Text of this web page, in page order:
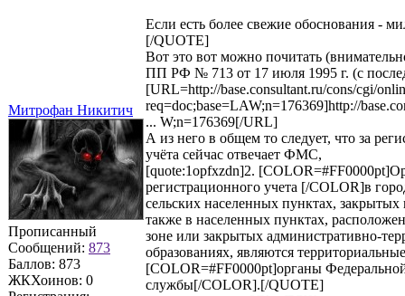
Митрофан Никитич
Прописанный
Сообщений: 873
Баллов: 873
ЖКХоинов: 0
Если есть более свежие обоснования -
[/QUOTE]
Вот это вот можно почитать
ПП РФ № 713 от 17 июля 1995 г. (с
[URL=http://base.consultant.ru/cons/cgi/
req=doc;base=LAW;n=176369]http://
... W;n=176369[/URL]
А из него в общем то следует, что за
учёта сейчас отвечает ФМС,
[quote:1opfxzdn]2.
регистрационного учета [/COLOR]в
сельских населенных пунктах,
также в населенных пунктах,
зоне или закрытых административно-
образованиях, являются территориальные
[COLOR=#FF0000pt]органы
службы[/COLOR].[/QUOTE]